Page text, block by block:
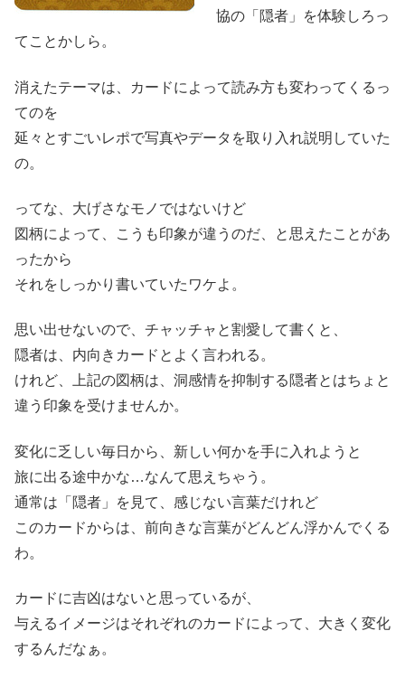
協の「隠者」を体験しろっ
てことかしら。
消えたテーマは、カードによって読み方も変わってくるっ
てのを
延々とすごいレポで写真やデータを取り入れ説明していた
の。
ってな、大げさなモノではないけど
図柄によって、こうも印象が違うのだ、と思えたことがあ
ったから
それをしっかり書いていたワケよ。
思い出せないので、チャッチャと割愛して書くと、
隠者は、内向きカードとよく言われる。
けれど、上記の図柄は、洞感情を抑制する隠者とはちょと
違う印象を受けませんか。
変化に乏しい毎日から、新しい何かを手に入れようと
旅に出る途中かな…なんて思えちゃう。
通常は「隠者」を見て、感じない言葉だけれど
このカードからは、前向きな言葉がどんどん浮かんでくる
わ。
カードに吉凶はないと思っているが、
与えるイメージはそれぞれのカードによって、大きく変化
するんだなぁ。